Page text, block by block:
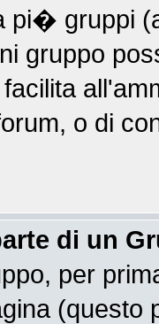
gruppi
gruppo
o di
di un
per